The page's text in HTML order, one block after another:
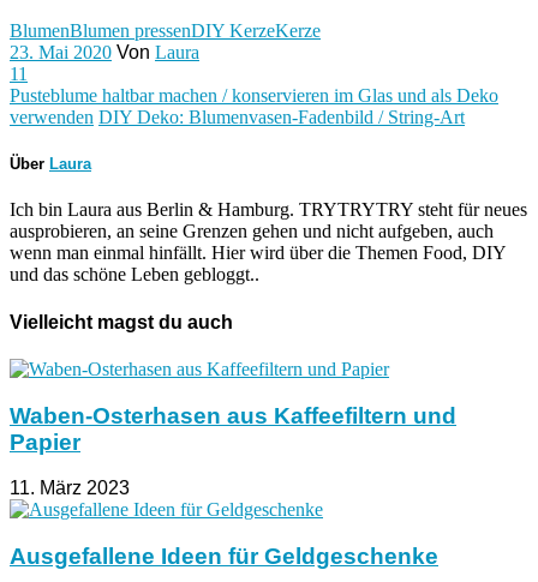
BlumenBlumen pressenDIY KerzeKerze
23. Mai 2020 Von Laura
11
Pusteblume haltbar machen / konservieren im Glas und als Deko
verwenden DIY Deko: Blumenvasen-Fadenbild / String-Art
Über Laura
Ich bin Laura aus Berlin & Hamburg. TRYTRYTRY steht für neues
ausprobieren, an seine Grenzen gehen und nicht aufgeben, auch
wenn man einmal hinfällt. Hier wird über die Themen Food, DIY
und das schöne Leben gebloggt..
Vielleicht magst du auch
Waben-Osterhasen aus Kaffeefiltern und
Papier
11. März 2023
Ausgefallene Ideen für Geldgeschenke